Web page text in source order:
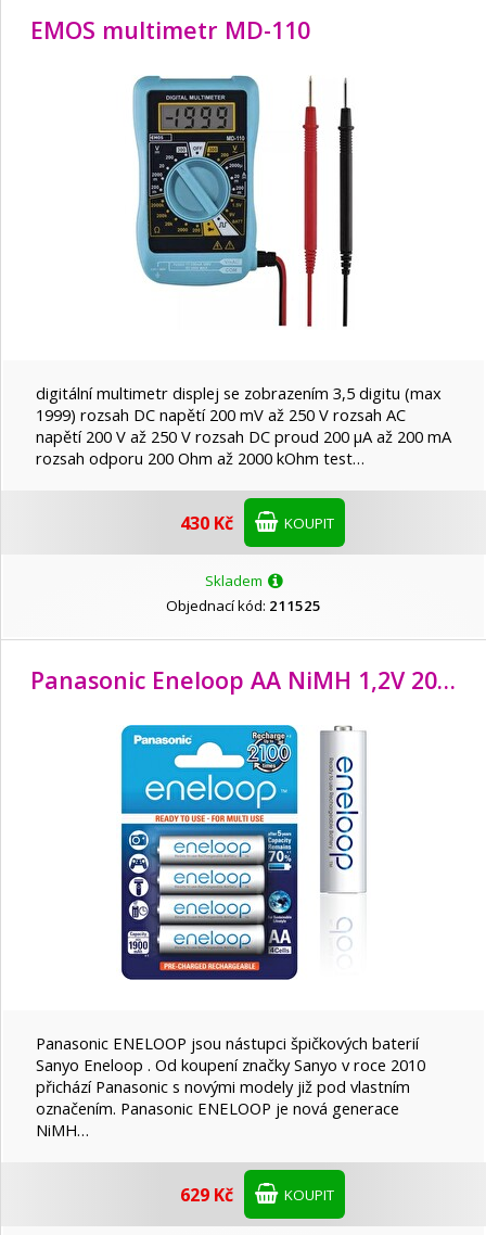
EMOS multimetr MD-110
digitální multimetr displej se zobrazením 3,5 digitu (max
1999) rozsah DC napětí 200 mV až 250 V rozsah AC
napětí 200 V až 250 V rozsah DC proud 200 µA až 200 mA
rozsah odporu 200 Ohm až 2000 kOhm test…
430 Kč KOUPIT
Skladem
Objednací kód: 211525
Panasonic Eneloop AA NiMH 1,2V 2000mAh BL4 2100c
Panasonic ENELOOP jsou nástupci špičkových baterií
Sanyo Eneloop . Od koupení značky Sanyo v roce 2010
přichází Panasonic s novými modely již pod vlastním
označením. Panasonic ENELOOP je nová generace
NiMH…
629 Kč KOUPIT